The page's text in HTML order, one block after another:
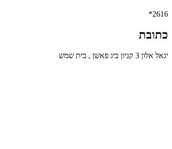
2616*
כתובת
יגאל אלון 3 קניון ביג פאשן , בית שמש